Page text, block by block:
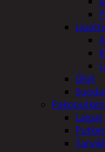
Öljyt